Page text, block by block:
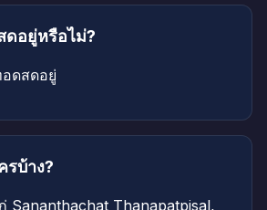
อยู่หรือไม่?
ดสดอยู่
รบ้าง?
Sananthachat Thanapatpisal,